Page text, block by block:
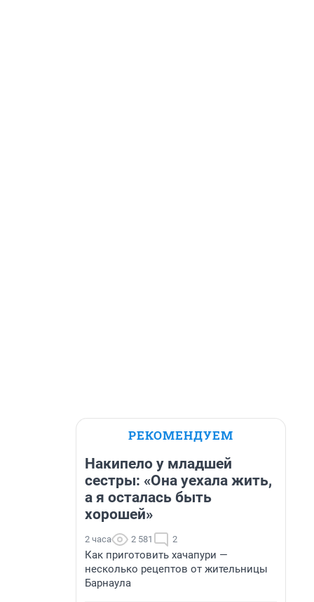
РЕКОМЕНДУЕМ
Накипело у младшей
сестры: «Она уехала жить,
а я осталась быть
хорошей»
2 часа 2 581 2
Как приготовить хачапури —
несколько рецептов от жительницы
Барнаула